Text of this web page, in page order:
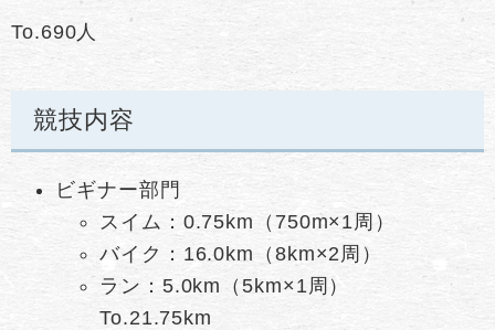
To.690人
競技内容
ビギナー部門
スイム：0.75km（750m×1周）
バイク：16.0km（8km×2周）
ラン：5.0km（5km×1周）
To.21.75km